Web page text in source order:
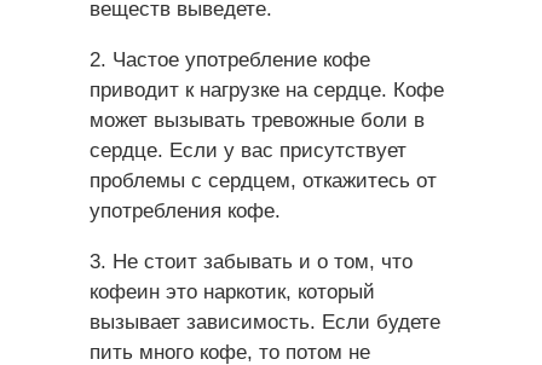
веществ выведете.
2. Частое употребление кофе
приводит к нагрузке на сердце. Кофе
может вызывать тревожные боли в
сердце. Если у вас присутствует
проблемы с сердцем, откажитесь от
употребления кофе.
3. Не стоит забывать и о том, что
кофеин это наркотик, который
вызывает зависимость. Если будете
пить много кофе, то потом не